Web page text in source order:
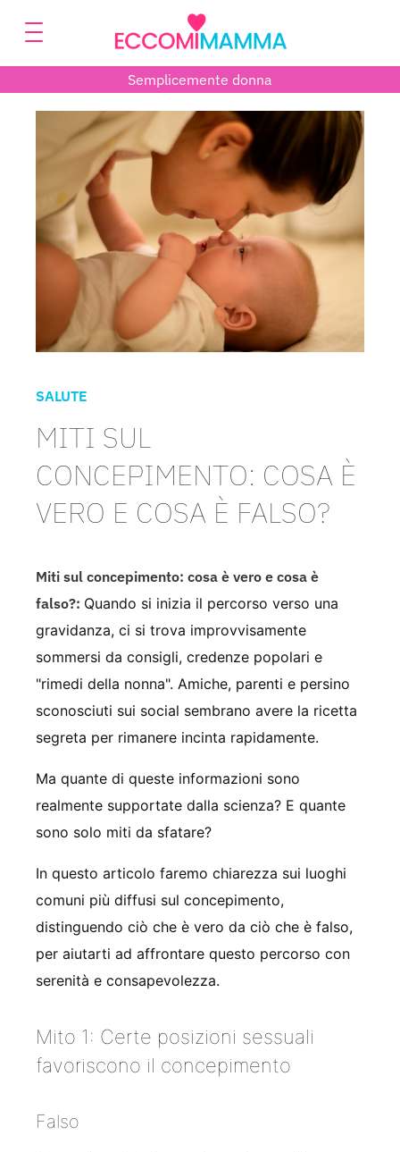
Semplicemente donna
SALUTE
MITI SUL
CONCEPIMENTO: COSA È
VERO E COSA È FALSO?
Miti sul concepimento: cosa è vero e cosa è
falso?: Quando si inizia il percorso verso una
gravidanza, ci si trova improvvisamente
sommersi da consigli, credenze popolari e
"rimedi della nonna". Amiche, parenti e persino
sconosciuti sui social sembrano avere la ricetta
segreta per rimanere incinta rapidamente.
Ma quante di queste informazioni sono
realmente supportate dalla scienza? E quante
sono solo miti da sfatare?
In questo articolo faremo chiarezza sui luoghi
comuni più diffusi sul concepimento,
distinguendo ciò che è vero da ciò che è falso,
per aiutarti ad affrontare questo percorso con
serenità e consapevolezza.
Mito 1: Certe posizioni sessuali
favoriscono il concepimento
Falso